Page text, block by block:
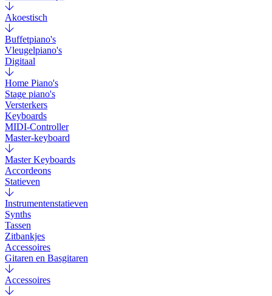
Akoestisch
Buffetpiano's
Vleugelpiano's
Digitaal
Home Piano's
Stage piano's
Versterkers
Keyboards
MIDI-Controller
Master-keyboard
Master Keyboards
Accordeons
Statieven
Instrumentenstatieven
Synths
Tassen
Zitbankjes
Accessoires
Gitaren en Basgitaren
Accessoires